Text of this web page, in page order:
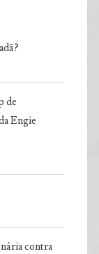
de
Engie
contra